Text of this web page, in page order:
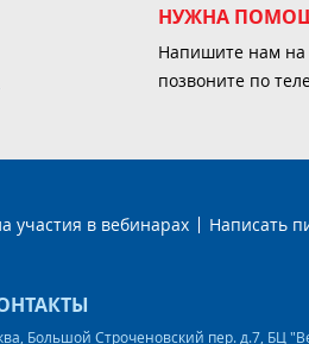
НУЖНА
Напишите нам на
позвоните по
участия в вебинарах Написать
Большой Строченовский пер. д.7, БЦ